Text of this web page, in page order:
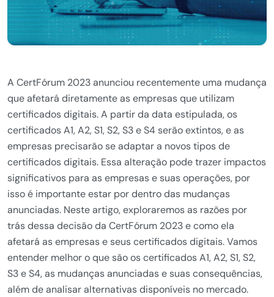
A CertFórum 2023 anunciou recentemente uma mudança
que afetará diretamente as empresas que utilizam
certificados digitais. A partir da data estipulada, os
certificados A1, A2, S1, S2, S3 e S4 serão extintos, e as
empresas precisarão se adaptar a novos tipos de
certificados digitais. Essa alteração pode trazer impactos
significativos para as empresas e suas operações, por
isso é importante estar por dentro das mudanças
anunciadas. Neste artigo, exploraremos as razões por
trás dessa decisão da CertFórum 2023 e como ela
afetará as empresas e seus certificados digitais. Vamos
entender melhor o que são os certificados A1, A2, S1, S2,
S3 e S4, as mudanças anunciadas e suas consequências,
além de analisar alternativas disponíveis no mercado.